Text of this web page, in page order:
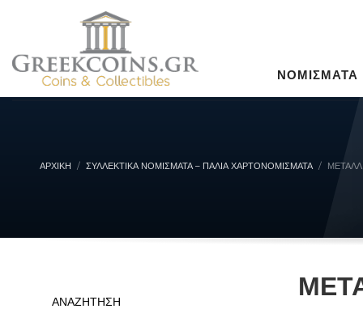
ΝΟΜΙΣΜΑΤΑ
ΑΡΧΙΚΉ ΣΥΛΛΕΚΤΙΚΆ ΝΟΜΊΣΜΑΤΑ – ΠΑΛΙΆ ΧΑΡΤΟΝΟΜΊΣΜΑΤΑ
ΑΝΑΖΗΤΗΣΗ